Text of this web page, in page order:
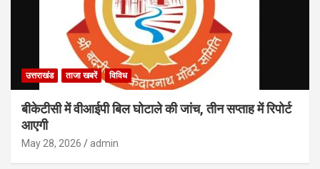
उत्तराखंड ताजा खबरें विविध
बीकेटीसी में वीआईपी बिल घोटाले की जांच, तीन सप्ताह में रिपोर्ट
आएगी
May 28, 2026 admin